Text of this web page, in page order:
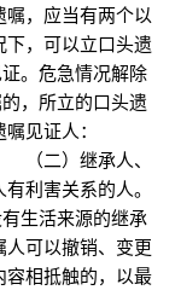
，应当有两个以
，可以立口头遗
。危急情况解除
，所立的口头遗
嘱见证人：
（二）继承人、
害关系的人。
生活来源的继承
可以撤销、变更
相抵触的，以最